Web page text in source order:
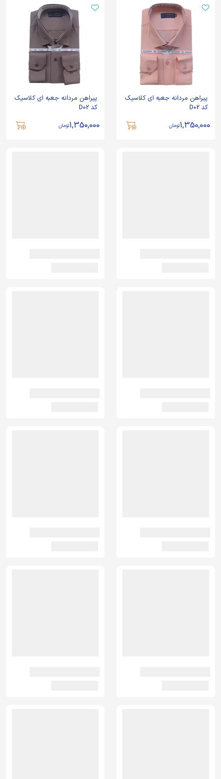
پیراهن مردانه جعبه ای کلاسیک
کد D02
1,350,000تومان
پیراهن مردانه جعبه ای کلاسیک
کد D02
1,350,000تومان